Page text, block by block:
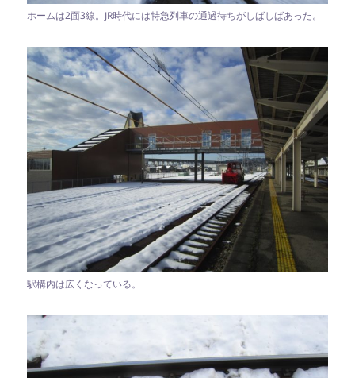
ホームは2面3線。JR時代には特急列車の通過待ちがしばしばあった。
駅構内は広くなっている。